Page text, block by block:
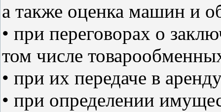
а также оценка машин и
• при переговорах о
том числе
• при их передаче в
• при определении